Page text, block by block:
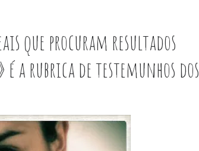
que procuram resultados
a rubrica de testemunhos dos